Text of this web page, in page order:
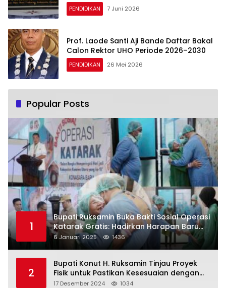
PENDIDIKAN 7 Juni 2026
Prof. Laode Santi Aji Bande Daftar Bakal
Calon Rektor UHO Periode 2026–2030
PENDIDIKAN 26 Mei 2026
Popular Posts
1
Bupati Ruksamin Buka Bakti Sosial Operasi
Katarak Gratis: Hadirkan Harapan Baru
bagi Masyarakat Konut
6 Januari 2025 1436
2
Bupati Konut H. Ruksamin Tinjau Proyek
Fisik untuk Pastikan Kesesuaian dengan
Perencanaan
17 Desember 2024 1034